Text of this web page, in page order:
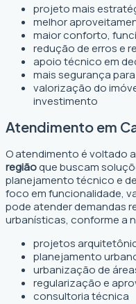
projeto mais
melhor
maior conforto,
redução de erros e
apoio técnico em
mais segurança
valorização do
investimento
Atendimento em
O atendimento é voltado
regiãoque buscam
planejamento técnico e
foco em funcionalidade,
pode atender demandas
urbanísticas, conforme a
projetos
planejamento
urbanização de
regularização e
consultoria técnica